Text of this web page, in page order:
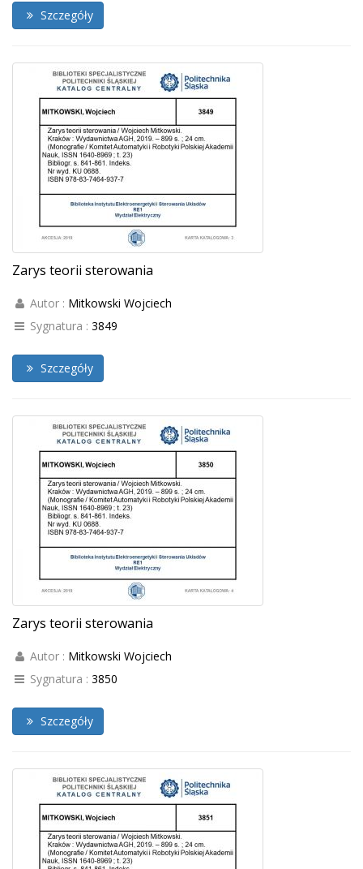
Szczegóły
Zarys teorii sterowania
Autor : Mitkowski Wojciech
Sygnatura : 3849
Szczegóły
Zarys teorii sterowania
Autor : Mitkowski Wojciech
Sygnatura : 3850
Szczegóły